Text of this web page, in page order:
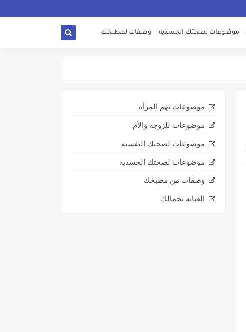
موضوعات لصحتك الجسديه وصفات لمطبخك
موضوعات تهم المرأه
موضوعات للزوجه والأم
موضوعات لصحتك النفسيه
موضوعات لصحتك الجسديه
وصفات من مطبخك
العنايه بجمالك